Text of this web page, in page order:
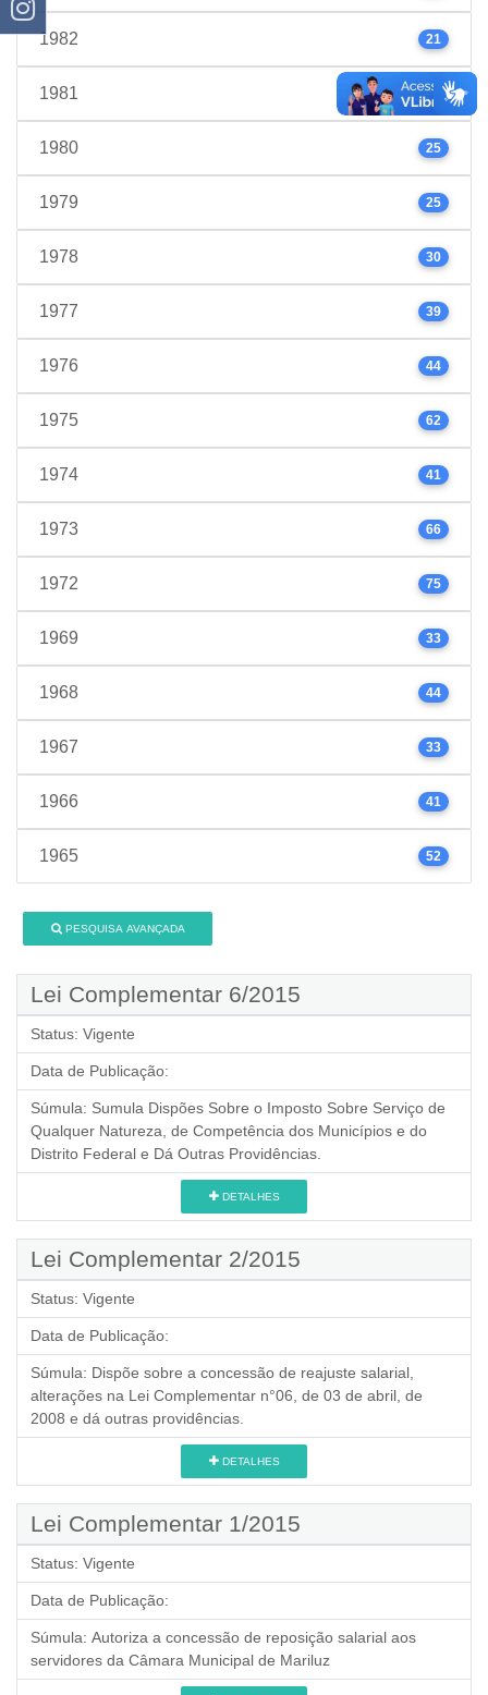
1982 21
1981 24
1980 25
1979 25
1978 30
1977 39
1976 44
1975 62
1974 41
1973 66
1972 75
1969 33
1968 44
1967 33
1966 41
1965 52
PESQUISA AVANÇADA
Lei Complementar 6/2015
Status: Vigente
Data de Publicação:
Súmula: Sumula Dispões Sobre o Imposto Sobre Serviço de
Qualquer Natureza, de Competência dos Municípios e do
Distrito Federal e Dá Outras Providências.
DETALHES
Lei Complementar 2/2015
Status: Vigente
Data de Publicação:
Súmula: Dispõe sobre a concessão de reajuste salarial,
alterações na Lei Complementar n°06, de 03 de abril, de
2008 e dá outras providências.
DETALHES
Lei Complementar 1/2015
Status: Vigente
Data de Publicação:
Súmula: Autoriza a concessão de reposição salarial aos
servidores da Câmara Municipal de Mariluz